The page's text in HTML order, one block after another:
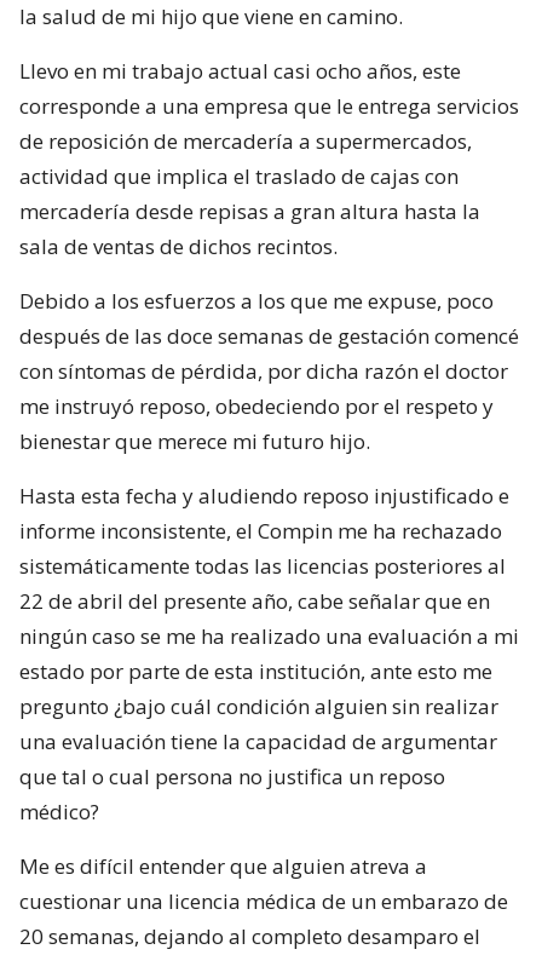
la salud de mi hijo que viene en camino.
Llevo en mi trabajo actual casi ocho años, este
corresponde a una empresa que le entrega servicios
de reposición de mercadería a supermercados,
actividad que implica el traslado de cajas con
mercadería desde repisas a gran altura hasta la
sala de ventas de dichos recintos.
Debido a los esfuerzos a los que me expuse, poco
después de las doce semanas de gestación comencé
con síntomas de pérdida, por dicha razón el doctor
me instruyó reposo, obedeciendo por el respeto y
bienestar que merece mi futuro hijo.
Hasta esta fecha y aludiendo reposo injustificado e
informe inconsistente, el Compin me ha rechazado
sistemáticamente todas las licencias posteriores al
22 de abril del presente año, cabe señalar que en
ningún caso se me ha realizado una evaluación a mi
estado por parte de esta institución, ante esto me
pregunto ¿bajo cuál condición alguien sin realizar
una evaluación tiene la capacidad de argumentar
que tal o cual persona no justifica un reposo
médico?
Me es difícil entender que alguien atreva a
cuestionar una licencia médica de un embarazo de
20 semanas, dejando al completo desamparo el